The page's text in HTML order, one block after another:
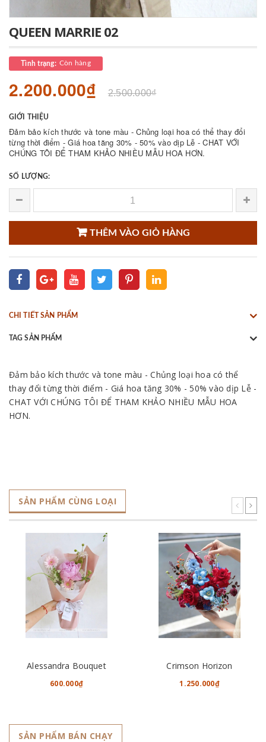
QUEEN MARRIE 02
Tình trạng: Còn hàng
2.200.000₫ 2.500.000₫
GIỚI THIỆU
Đảm bảo kích thước và tone màu - Chủng loại hoa có thể thay đổi
từng thời điểm - Giá hoa tăng 30% - 50% vào dịp Lễ - CHAT VỚI
CHÚNG TÔI ĐỂ THAM KHẢO NHIỀU MẪU HOA HƠN.
SỐ LƯỢNG:
THÊM VÀO GIỎ HÀNG
CHI TIẾT SẢN PHẨM
TAG SẢN PHẨM
Đảm bảo kích thước và tone màu - Chủng loại hoa có thể
thay đổi từng thời điểm - Giá hoa tăng 30% - 50% vào dịp Lễ -
CHAT VỚI CHÚNG TÔI ĐỂ THAM KHẢO NHIỀU MẪU HOA
HƠN.
SẢN PHẨM CÙNG LOẠI
Alessandra Bouquet
600.000₫
Crimson Horizon
1.250.000₫
SẢN PHẨM BÁN CHẠY